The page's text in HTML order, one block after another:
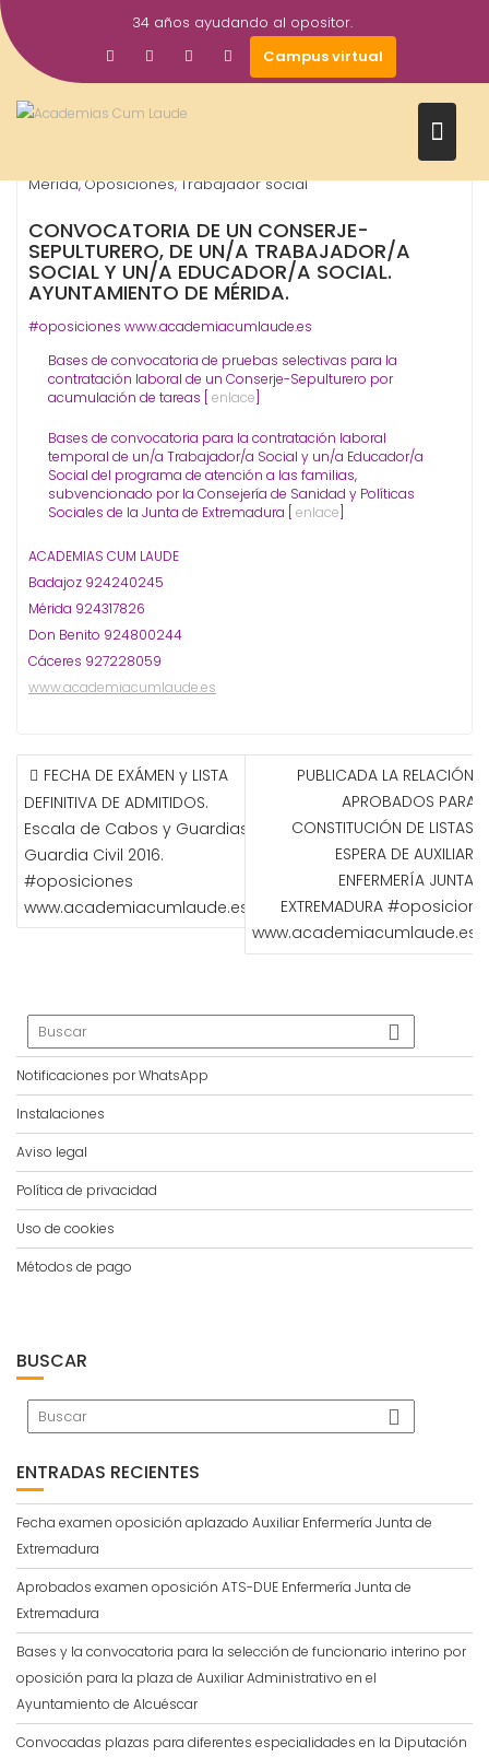
Saltar
al
contenido
34 años ayudando al opositor.
Campus virtual
Jun
2016
academiacumlaudeoposiciones Prensa
Educador Social,
Mérida,Oposiciones,Trabajador social
CONVOCATORIA DE UN CONSERJE-
SEPULTURERO, DE UN/A TRABAJADOR/A
SOCIAL Y UN/A EDUCADOR/A SOCIAL.
AYUNTAMIENTO DE MÉRIDA.
#oposiciones www.academiacumlaude.es
Bases de convocatoria de pruebas selectivas para la
contratación laboral de un Conserje-Sepulturero por
acumulación de tareas [
enlace
Bases de convocatoria para la contratación laboral
temporal de un/a Trabajador/a Social y un/a Educador/a
Social del programa de atención a las familias,
subvencionado por la Consejería de Sanidad y Políticas
Sociales de la Junta de Extremadura [
enlace
ACADEMIAS CUM LAUDE
Badajoz 924240245
Mérida 924317826
Don Benito 924800244
Cáceres 927228059
www.academiacumlaude.es
NAVEGACIÓN
DE
ENTRADAS
FECHA DE EXÁMEN y LISTA
DEFINITIVA DE ADMITIDOS.
Escala de Cabos y Guardias
Guardia Civil 2016.
#oposiciones
www.academiacumlaude.es
PUBLICADA LA RELACIÓN
APROBADOS PARA
CONSTITUCIÓN DE LISTAS
ESPERA DE AUXILIAR
ENFERMERÍA JUNTA
EXTREMADURA
www.academiacumlaude.es
Notificaciones por WhatsApp
Instalaciones
Aviso legal
Política de privacidad
Uso de cookies
Métodos de pago
BUSCAR
ENTRADAS RECIENTES
Fecha examen oposición aplazado Auxiliar Enfermería Junta de
Extremadura
Aprobados examen oposición ATS-DUE Enfermería Junta de
Extremadura
Bases y la convocatoria para la selección de funcionario interino por
oposición para la plaza de Auxiliar Administrativo en el
Ayuntamiento de Alcuéscar
Convocadas plazas para diferentes especialidades en la Diputación